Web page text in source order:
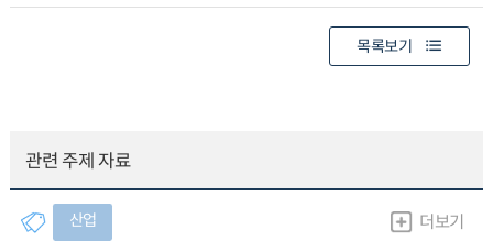
목록보기
관련 주제 자료
산업 더보기